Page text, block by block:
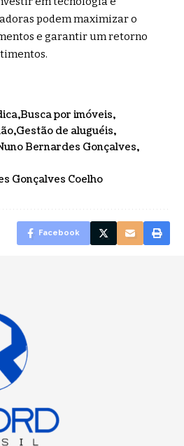
podem maximizar o
e garantir um retorno
Busca por imóveis
Gestão de aluguéis
Bernardes Gonçalves
Gonçalves Coelho
Facebook